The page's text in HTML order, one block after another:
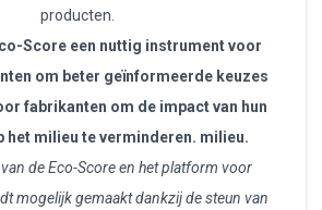
producten.
Score een nuttig instrument voor
om beter geïnformeerde keuzes
fabrikanten om de impact van hun
het milieu te verminderen. milieu.
de Eco-Score en het platform voor
mogelijk gemaakt dankzij de steun van